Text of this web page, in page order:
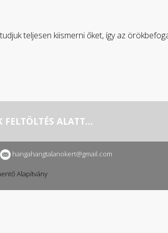
teljesen kiismerni őket, így az
FELTÖLTÉS ALATT...
hangahangtalanokert@gmail.com
Alapítvány